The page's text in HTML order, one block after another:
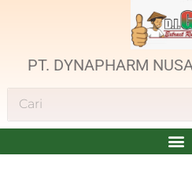
PT. DYNAPHARM